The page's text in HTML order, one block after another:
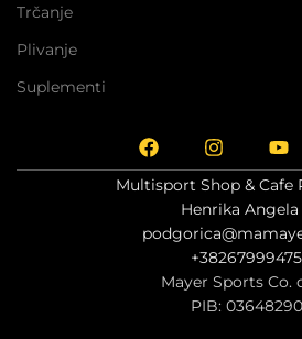
Trčanje
Plivanje
Suplementi
Multisport Shop & Cafe
Henrika Angela
+38267999475
Mayer Sports Co.
PIB: 03648290